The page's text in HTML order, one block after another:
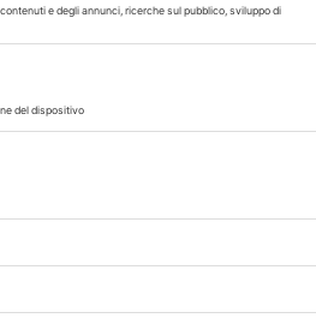
incisivi laterali
digitale
Smile Design, scansione
multidisciplinare e